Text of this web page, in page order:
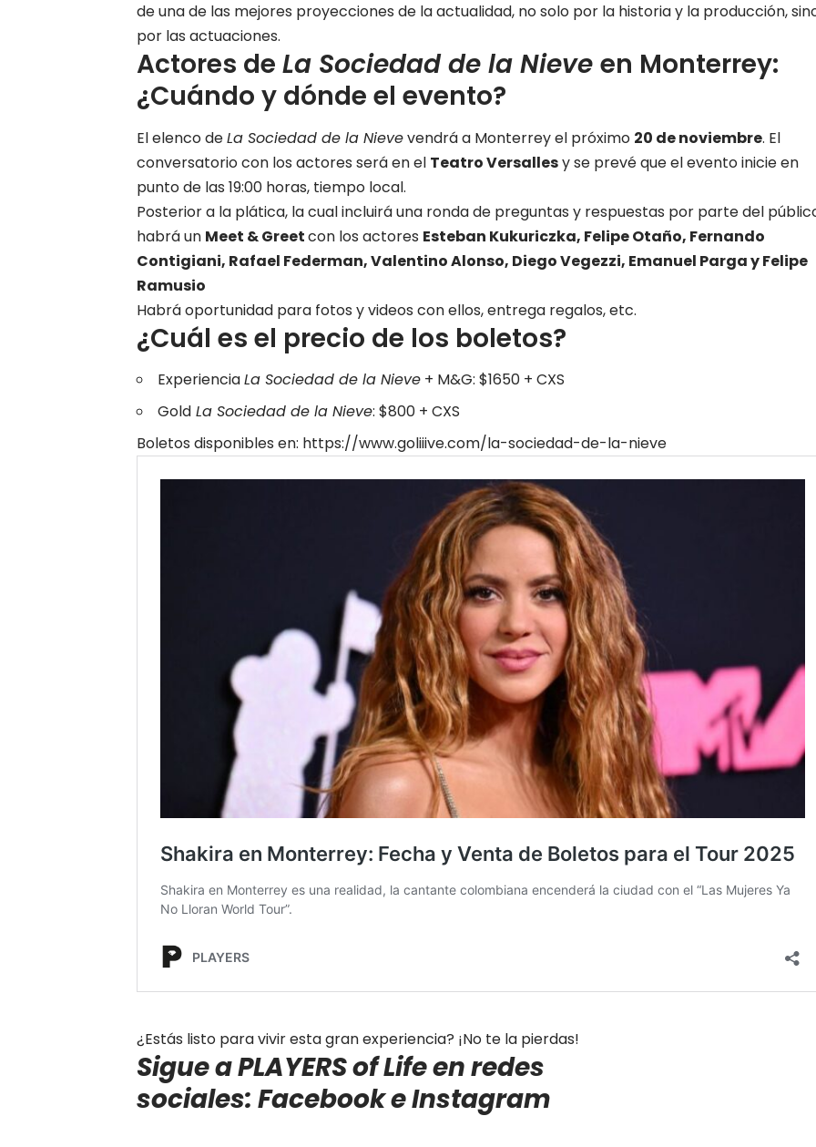
de una de las mejores proyecciones de la actualidad, no solo por la historia y la producción,
por las actuaciones.
Actores de La Sociedad de la Nieve en Monterrey:
¿Cuándo y dónde el evento?
El elenco deLa Sociedad de la Nievevendrá a Monterrey el próximo 20 de noviembre. El
conversatorio con los actores será en el Teatro Versallesy se prevé que el evento inicie en
punto de las 19:00 horas, tiempo local.
Posterior a la plática, la cual incluirá una ronda de preguntas y respuestas por parte del
habrá un Meet & Greetcon los actores Esteban Kukuriczka, Felipe Otaño, Fernando
Contigiani, Rafael Federman, Valentino Alonso, Diego Vegezzi, Emanuel Parga y Felipe
Ramusio
Habrá oportunidad para fotos y videos con ellos, entrega regalos, etc.
¿Cuál es el precio de los boletos?
ExperienciaLa Sociedad de la Nieve + M&G: $1650 + CXS
Gold La Sociedad de la Nieve: $800 + CXS
Boletos disponibles en: https://www.goliiive.com/la-sociedad-de-la-nieve
¿Estás listo para vivir esta gran experiencia? ¡No te la pierdas!
Sigue a PLAYERS of Life en redes
sociales: FacebookeInstagram